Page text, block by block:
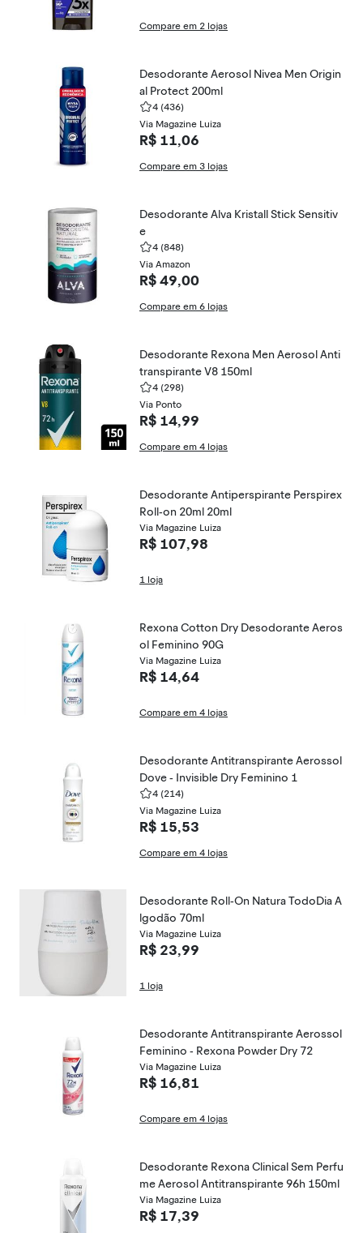
Compare em 2 lojas
Desodorante Aerosol Nivea Men Origin
al Protect 200ml
4 (436)
Via Magazine Luiza
R$ 11,06
Compare em 3 lojas
Desodorante Alva Kristall Stick Sensitiv
e
4 (848)
Via Amazon
R$ 49,00
Compare em 6 lojas
Desodorante Rexona Men Aerosol Anti
transpirante V8 150ml
4 (298)
Via Ponto
R$ 14,99
Compare em 4 lojas
Desodorante Antiperspirante Perspirex
Roll-on 20ml 20ml
Via Magazine Luiza
R$ 107,98
1 loja
Rexona Cotton Dry Desodorante Aeros
ol Feminino 90G
Via Magazine Luiza
R$ 14,64
Compare em 4 lojas
Desodorante Antitranspirante Aerossol
Dove - Invisible Dry Feminino 1
4 (214)
Via Magazine Luiza
R$ 15,53
Compare em 4 lojas
Desodorante Roll-On Natura TodoDia A
lgodão 70ml
Via Magazine Luiza
R$ 23,99
1 loja
Desodorante Antitranspirante Aerossol
Feminino - Rexona Powder Dry 72
Via Magazine Luiza
R$ 16,81
Compare em 4 lojas
Desodorante Rexona Clinical Sem Perfu
me Aerosol Antitranspirante 96h 150ml
Via Magazine Luiza
R$ 17,39